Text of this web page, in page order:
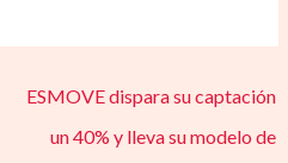
ESMOVE dispara su captación
un 40% y lleva su modelo de